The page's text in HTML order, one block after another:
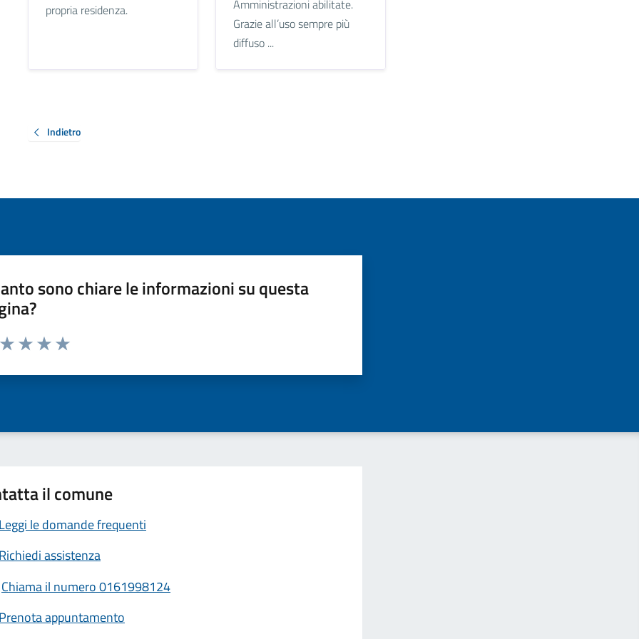
propria residenza.
Amministrazioni abilitate.
Grazie all’uso sempre più
diffuso ...
Indietro
sono chiare le informazioni su questa
da 1 a 5 stelle la pagina
il comune
Leggi le domande frequenti
Richiedi assistenza
Chiama il numero 0161998124
Prenota appuntamento